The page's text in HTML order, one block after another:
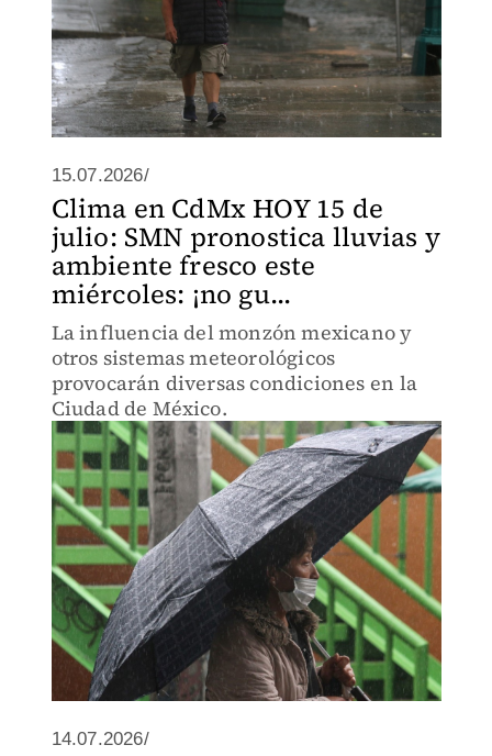
15.07.2026/
Clima en CdMx HOY 15 de
julio: SMN pronostica lluvias y
ambiente fresco este
miércoles: ¡no gu...
La influencia del monzón mexicano y
otros sistemas meteorológicos
provocarán diversas condiciones en la
Ciudad de México.
14.07.2026/